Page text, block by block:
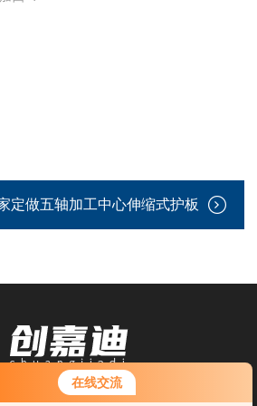
在线交流
定做五轴加工中心伸缩式护板